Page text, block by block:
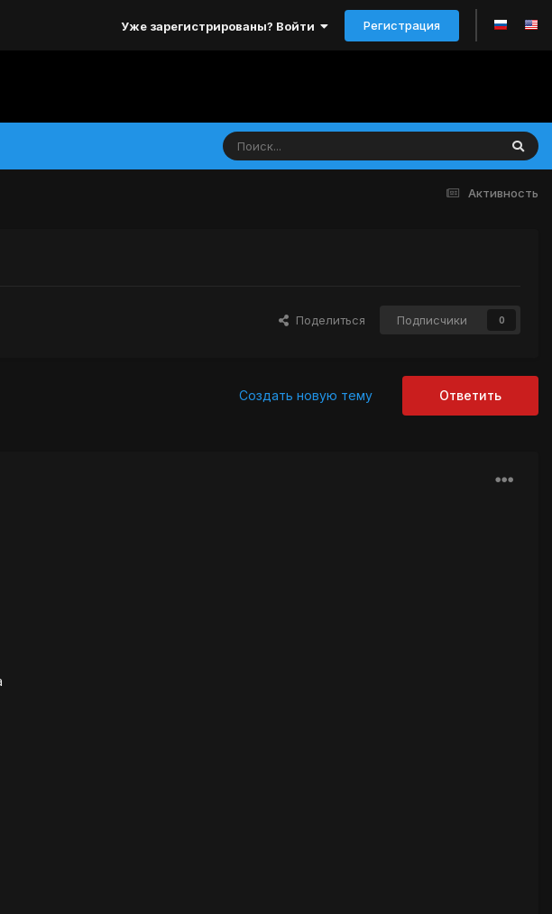
Уже зарегистрированы? Войти Регистрация
Активность
Поделиться Подписчики 0
Ответить
Создать новую тему